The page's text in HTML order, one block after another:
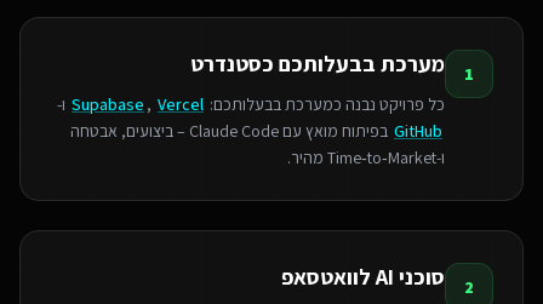
1 מערכת בבעלותכם כסטנדרט
כל פרויקט נבנה כמערכת בבעלותכם: Supabase , Vercel
ו-
GitHub
בפיתוח מואץ עם Claude Code – ביצועים, אבטחה
ו‑Time‑to‑Market מהיר.
2 סוכני AI לוואטסאפ